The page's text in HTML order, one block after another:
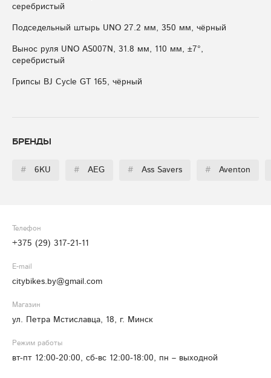
серебристый
Подседельный штырь UNO 27.2 мм, 350 мм, чёрный
Вынос руля UNO AS007N, 31.8 мм, 110 мм, ±7°,
серебристый
Грипсы BJ Cycle GT 165, чёрный
Бренды
# 6KU # AEG # Ass Savers # Aventon
Телефон
+375 (29) 317-21-11
E-mail
citybikes.by@gmail.com
Магазин
ул. Петра Мстиславца, 18, г. Минск
Режим работы
вт-пт 12:00-20:00, сб-вс 12:00-18:00, пн – выходной